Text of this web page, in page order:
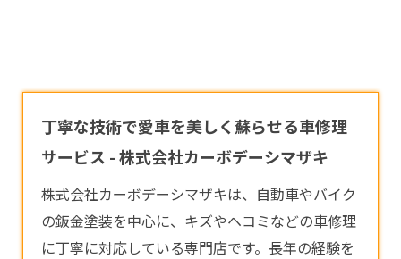
丁寧な技術で愛車を美しく蘇らせる車修理
サービス - 株式会社カーボデーシマザキ
株式会社カーボデーシマザキは、自動車やバイク
の鈑金塗装を中心に、キズやヘコミなどの車修理
に丁寧に対応している専門店です。長年の経験を